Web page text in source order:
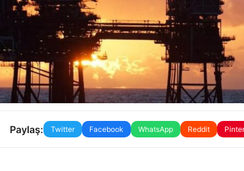
Paylaş: Twitter Facebook WhatsApp Reddit